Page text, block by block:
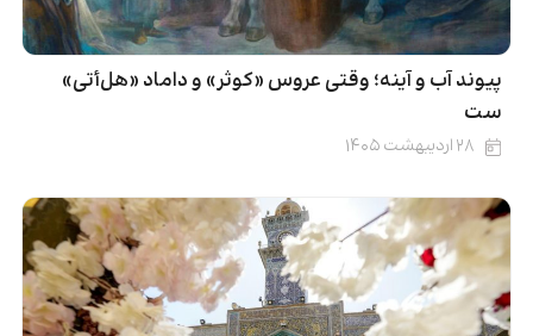
پیوند آب و آینه؛ وقتی عروس «کوثر» و داماد «هل‌أتی»
ست
۲۸ اردیبهشت ۱۴۰۵